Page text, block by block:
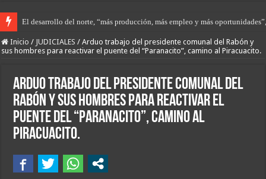
Prisión preventiva sin plazo para uno y libertad con restricciones para el
Inicio / JUDICIALES / Arduo trabajo del presidente comunal del Rabón y
sus hombres para reactivar el puente del “Paranacito”, camino al Piracuacito.
Arduo trabajo del presidente comunal del
Rabón y sus hombres para reactivar el
puente del “Paranacito”, camino al
Piracuacito.